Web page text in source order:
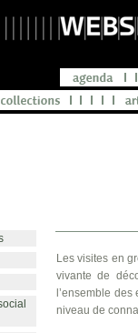
Les visites en
vivante de
l’ensemble
niveau de